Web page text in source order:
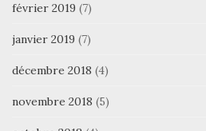
février 2019 (7)
janvier 2019 (7)
décembre 2018 (4)
novembre 2018 (5)